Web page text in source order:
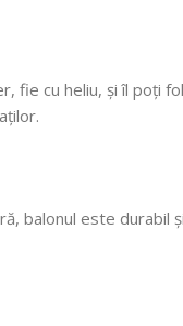
fie cu heliu, și îl poți
balonul este